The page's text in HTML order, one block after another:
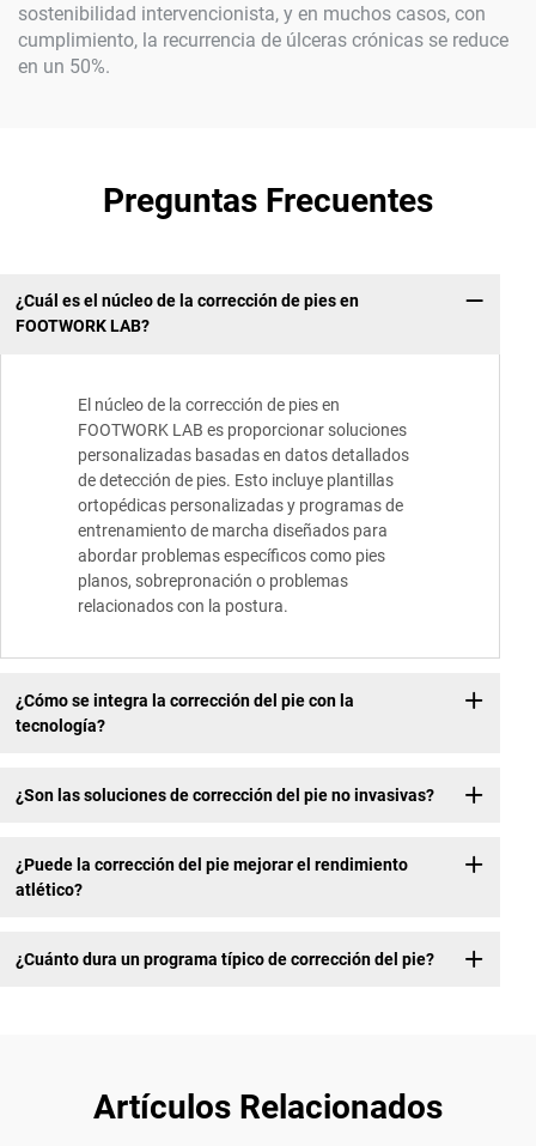
sostenibilidad intervencionista, y en muchos casos, con
cumplimiento, la recurrencia de úlceras crónicas se reduce
en un 50%.
Preguntas Frecuentes
¿Cuál es el núcleo de la corrección de pies en
FOOTWORK LAB?
El núcleo de la corrección de pies en
FOOTWORK LAB es proporcionar soluciones
personalizadas basadas en datos detallados
de detección de pies. Esto incluye plantillas
ortopédicas personalizadas y programas de
entrenamiento de marcha diseñados para
abordar problemas específicos como pies
planos, sobrepronación o problemas
relacionados con la postura.
¿Cómo se integra la corrección del pie con la
tecnología?
¿Son las soluciones de corrección del pie no invasivas?
¿Puede la corrección del pie mejorar el rendimiento
atlético?
¿Cuánto dura un programa típico de corrección del pie?
Artículos Relacionados